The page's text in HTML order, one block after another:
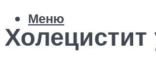
Меню
Холецистит